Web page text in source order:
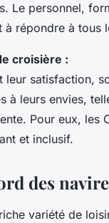
Le personnel,
répondre à tous
croisière :
satisfaction,
à leurs envies,
Pour eux, les
et inclusif.
des
variété de